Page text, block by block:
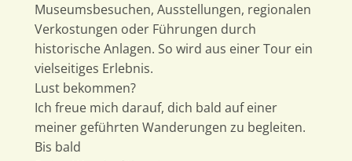
Museumsbesuchen, Ausstellungen, regionalen
Verkostungen oder Führungen durch
historische Anlagen. So wird aus einer Tour ein
vielseitiges Erlebnis.
Lust bekommen?
Ich freue mich darauf, dich bald auf einer
meiner geführten Wanderungen zu begleiten.
Bis bald